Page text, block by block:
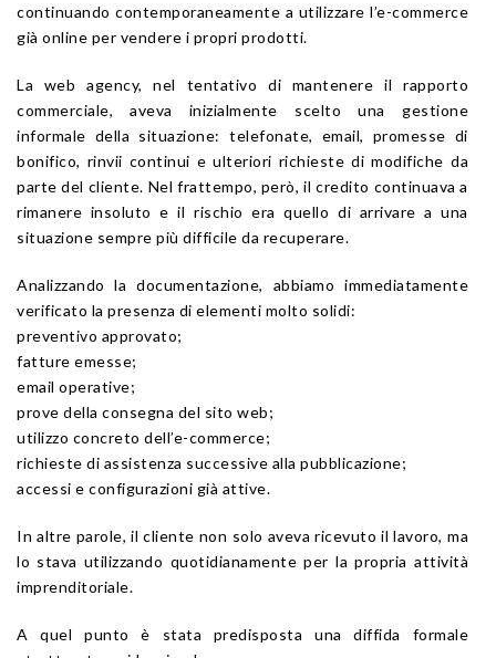
continuando contemporaneamente a utilizzare l’e-commerce
già online per vendere i propri prodotti.
La web agency, nel tentativo di mantenere il rapporto
commerciale, aveva inizialmente scelto una gestione
informale della situazione: telefonate, email, promesse di
bonifico, rinvii continui e ulteriori richieste di modifiche da
parte del cliente. Nel frattempo, però, il credito continuava a
rimanere insoluto e il rischio era quello di arrivare a una
situazione sempre più difficile da recuperare.
Analizzando la documentazione, abbiamo immediatamente
verificato la presenza di elementi molto solidi:
preventivo approvato;
fatture emesse;
email operative;
prove della consegna del sito web;
utilizzo concreto dell’e-commerce;
richieste di assistenza successive alla pubblicazione;
accessi e configurazioni già attive.
In altre parole, il cliente non solo aveva ricevuto il lavoro, ma
lo stava utilizzando quotidianamente per la propria attività
imprenditoriale.
A quel punto è stata predisposta una diffida formale